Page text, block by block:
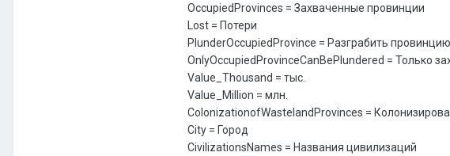
OccupiedProvinces = Захваченные провинции
Lost = Потери
PlunderOccupiedProvince = Разграбить провинцию
OnlyOccupiedProvinceCanBePlundered = Только
Value_Thousand = тыс.
Value_Million = млн.
ColonizationofWastelandProvinces =
City = Город
CivilizationsNames = Названия цивилизаций